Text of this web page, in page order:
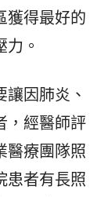
獲得最好的
。
因肺炎、
，經醫師評
醫療團隊照
患者有長照